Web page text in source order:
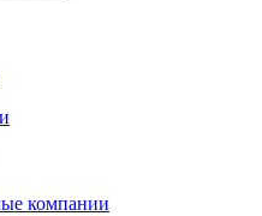
компании